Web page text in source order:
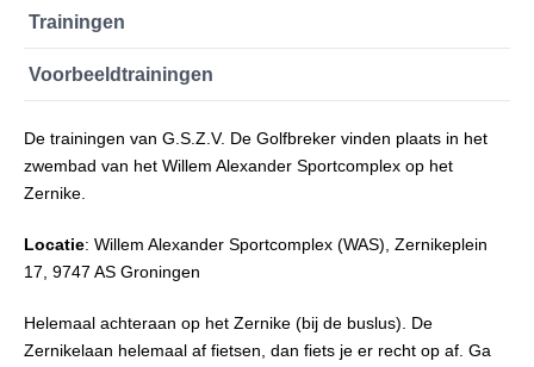
Trainingen
Voorbeeldtrainingen
De trainingen van G.S.Z.V. De Golfbreker vinden plaats in het
zwembad van het Willem Alexander Sportcomplex op het
Zernike.
Locatie: Willem Alexander Sportcomplex (WAS), Zernikeplein
17, 9747 AS Groningen
Helemaal achteraan op het Zernike (bij de buslus). De
Zernikelaan helemaal af fietsen, dan fiets je er recht op af. Ga